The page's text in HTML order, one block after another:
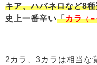
キア、ハバネロなど8
史上一番辛い「カラ（
2カラ、3カラは相当な